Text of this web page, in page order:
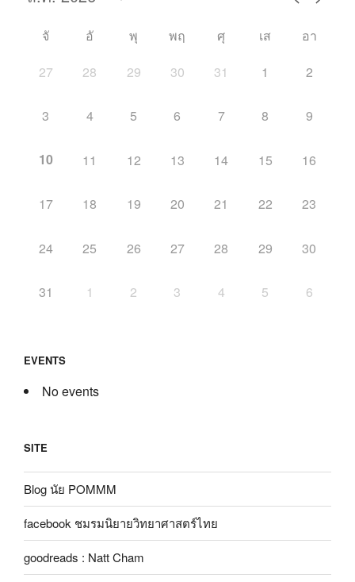
จั อั พุ พฤ ศุ เส
อา
27
28 29 30 31 1 2
3 4 5 6 7 8 9
10 11 12 13 14 15 16
17 18 19 20 21 22 23
24 25 26 27 28 29 30
31 1 2 3 4 5 6
EVENTS
No events
SITE
Blog นัย POMMM
facebook ชมรมนิยายวิทยาศาสตร์ไทย
goodreads : Natt Cham